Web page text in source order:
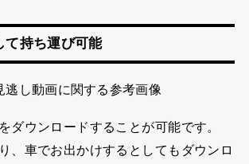
て持ち運び可能
ダウンロードすることが可能です。
、車でお出かけするとしてもダウンロ